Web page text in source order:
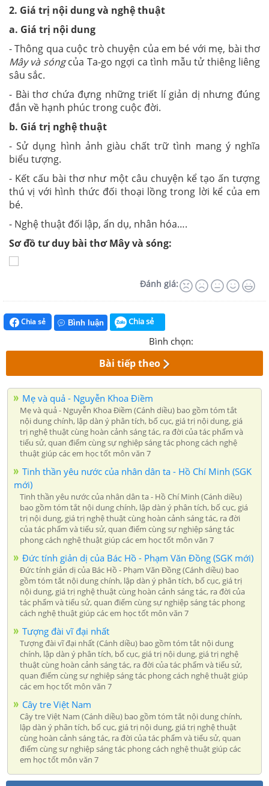
2. Giá trị nội dung và nghệ thuật
a. Giá trị nội dung
- Thông qua cuộc trò chuyện của em bé với mẹ, bài thơ
Mây và sóngcủa Ta-go ngợi ca tình mẫu tử thiêng liêng
sâu sắc.
- Bài thơ chứa đựng những triết lí giản dị nhưng đúng
đắn về hạnh phúc trong cuộc đời.
b. Giá trị nghệ thuật
- Sử dụng hình ảnh giàu chất trữ tình mang ý nghĩa
biểu tượng.
- Kết cấu bài thơ như một câu chuyện kể tạo ấn tượng
thú vị với hình thức đối thoại lồng trong lời kể của em
bé.
- Nghệ thuật đối lập, ẩn dụ, nhân hóa….
Sơ đồ tư duy bài thơ Mây và sóng:
Đánh giá:
Chia sẻ Bình luận Chia sẻ
Bình chọn:
Bài tiếp theo
Mẹ và quả - Nguyễn Khoa Điềm
Mẹ và quả - Nguyễn Khoa Điềm (Cánh diều) bao gồm tóm tắt
nội dung chính, lập dàn ý phân tích, bố cục, giá trị nội dung, giá
trị nghệ thuật cùng hoàn cảnh sáng tác, ra đời của tác phẩm và
tiểu sử, quan điểm cùng sự nghiệp sáng tác phong cách nghệ
thuật giúp các em học tốt môn văn 7
Tinh thần yêu nước của nhân dân ta - Hồ Chí Minh (SGK
mới)
Tinh thần yêu nước của nhân dân ta - Hồ Chí Minh (Cánh diều)
bao gồm tóm tắt nội dung chính, lập dàn ý phân tích, bố cục, giá
trị nội dung, giá trị nghệ thuật cùng hoàn cảnh sáng tác, ra đời
của tác phẩm và tiểu sử, quan điểm cùng sự nghiệp sáng tác
phong cách nghệ thuật giúp các em học tốt môn văn 7
Đức tính giản dị của Bác Hồ - Phạm Văn Đồng (SGK mới)
Đức tính giản dị của Bác Hồ - Phạm Văn Đồng (Cánh diều) bao
gồm tóm tắt nội dung chính, lập dàn ý phân tích, bố cục, giá trị
nội dung, giá trị nghệ thuật cùng hoàn cảnh sáng tác, ra đời của
tác phẩm và tiểu sử, quan điểm cùng sự nghiệp sáng tác phong
cách nghệ thuật giúp các em học tốt môn văn 7
Tượng đài vĩ đại nhất
Tượng đài vĩ đại nhất (Cánh diều) bao gồm tóm tắt nội dung
chính, lập dàn ý phân tích, bố cục, giá trị nội dung, giá trị nghệ
thuật cùng hoàn cảnh sáng tác, ra đời của tác phẩm và tiểu sử,
quan điểm cùng sự nghiệp sáng tác phong cách nghệ thuật giúp
các em học tốt môn văn 7
Cây tre Việt Nam
Cây tre Việt Nam (Cánh diều) bao gồm tóm tắt nội dung chính,
lập dàn ý phân tích, bố cục, giá trị nội dung, giá trị nghệ thuật
cùng hoàn cảnh sáng tác, ra đời của tác phẩm và tiểu sử, quan
điểm cùng sự nghiệp sáng tác phong cách nghệ thuật giúp các
em học tốt môn văn 7